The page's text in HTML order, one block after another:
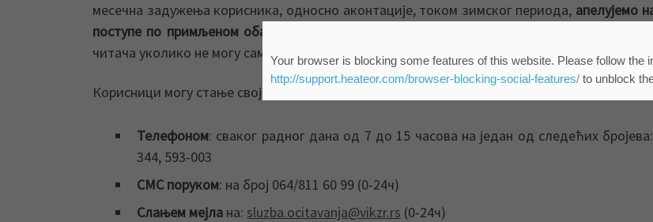
месечна задужења корисника, односно аконтације, током зимског периода, апелујемо
поступе по примљеном обавештењу
читача уколико не могу сами да очитају водомер.
Корисници могу стање својих водомера да пријаве на три начина:
Телефоном: сваког радног дана од 7 до 15 часова на један од следећих
344, 593-003
СМС поруком: на број 064/811 60 99 (0-24ч)
Слањем мејла на: sluzba.ocitavanja@vikzr.rs (0-24ч)
Your browser is blocking some features of this website. Please follow the
http://support.heateor.com/browser-blocking-social-features/to unblock